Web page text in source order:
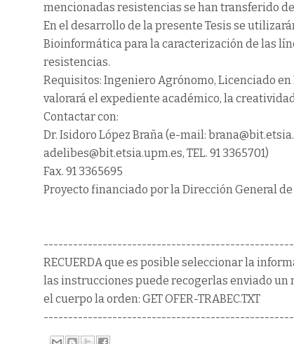
mencionadas resistencias se han transferido
En el desarrollo de la presente Tesis se
Bioinformática para la caracterización de las
resistencias.
Requisitos: Ingeniero Agrónomo, Licenciado
valorará el expediente académico, la
Contactar con:
Dr. Isidoro López Braña (e-mail:
adelibes@bit.etsia.upm.es, TEL. 91 3365701)
Fax. 91 3365695
Proyecto financiado por la Dirección General
RECUERDA que es posible seleccionar la
las instrucciones puede recogerlas enviado un
el cuerpo la orden: GET OFER-TRABEC.TXT